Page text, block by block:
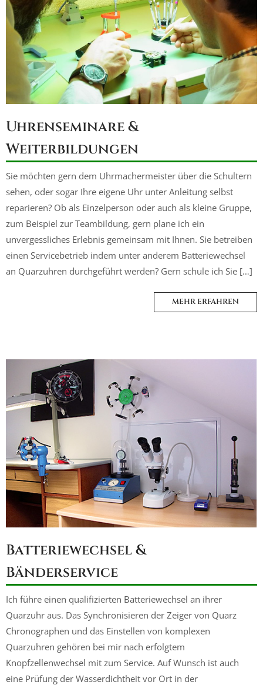
Uhrenseminare &
Weiterbildungen
Sie möchten gern dem Uhrmachermeister über die Schultern
sehen, oder sogar Ihre eigene Uhr unter Anleitung selbst
reparieren? Ob als Einzelperson oder auch als kleine Gruppe,
zum Beispiel zur Teambildung, gern plane ich ein
unvergessliches Erlebnis gemeinsam mit Ihnen. Sie betreiben
einen Servicebetrieb indem unter anderem Batteriewechsel
an Quarzuhren durchgeführt werden? Gern schule ich Sie […]
MEHR ERFAHREN
Batteriewechsel &
Bänderservice
Ich führe einen qualifizierten Batteriewechsel an ihrer
Quarzuhr aus. Das Synchronisieren der Zeiger von Quarz
Chronographen und das Einstellen von komplexen
Quarzuhren gehören bei mir nach erfolgtem
Knopfzellenwechsel mit zum Service. Auf Wunsch ist auch
eine Prüfung der Wasserdichtheit vor Ort in der